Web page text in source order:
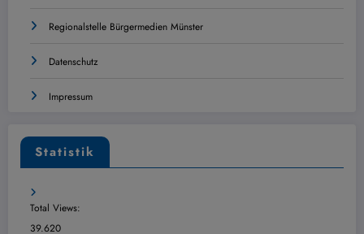
Regionalstelle Bürgermedien Münster
Datenschutz
Impressum
Statistik
Total Views:
39.620